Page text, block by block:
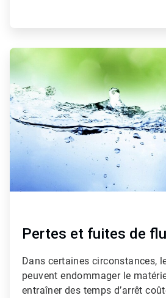
ArticleTile
de
Pertes et fuites de
Dans certaines circonstances,
peuvent endommager le
entraîner des temps d’arrêt